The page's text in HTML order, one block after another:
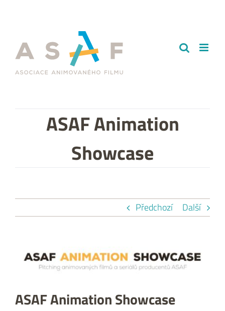
ASAF Animation
Showcase
Předchozí Další
Zobrazit
ASAF Animation Showcase